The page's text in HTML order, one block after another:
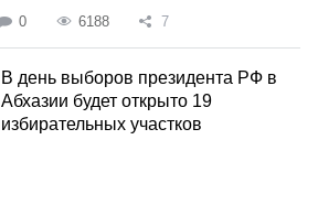
0 6188 7
В день выборов президента РФ в
Абхазии будет открыто 19
избирательных участков